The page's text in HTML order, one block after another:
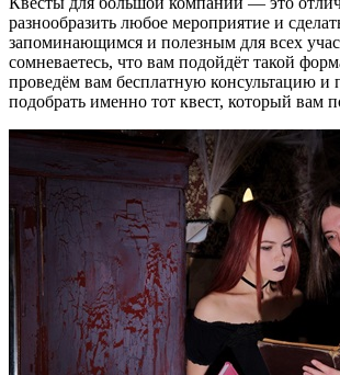
разнообразить любое мероприятие и
запоминающимся и полезным для всех
сомневаетесь, что вам подойдёт такой
проведём вам бесплатную консультацию и
подобрать именно тот квест, который вам